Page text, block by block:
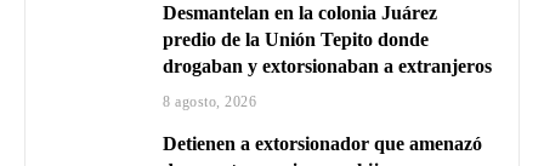
Desmantelan en la colonia Juárez
predio de la Unión Tepito donde
drogaban y extorsionaban a extranjeros
8 agosto, 2026
Detienen a extorsionador que amenazó